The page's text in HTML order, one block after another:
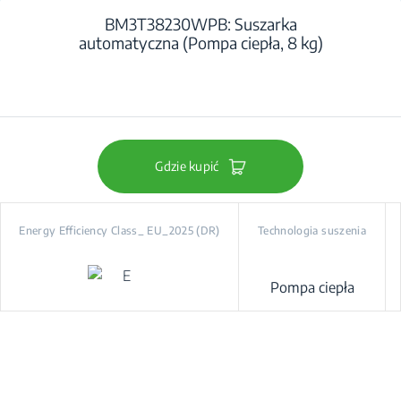
BM3T38230WPB: Suszarka
automatyczna (Pompa ciepła, 8 kg)
Gdzie kupić
Energy Efficiency Class_ EU_2025 (DR) Technologia suszenia
Pompa ciepła